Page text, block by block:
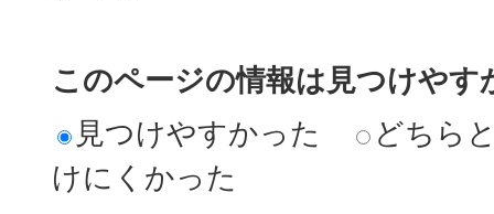
このページの情報は見つけやす
見つけやすかった
どちら
けにくかった